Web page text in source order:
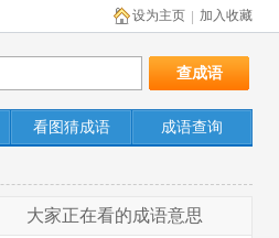
加入收藏
设为主页
看图猜成语 成语查询
大家正在看的成语意思